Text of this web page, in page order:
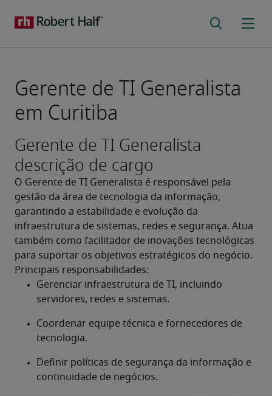
Gerente de TI Generalista
em Curitiba
Gerente de TI Generalista
descrição de cargo
O Gerente de TI Generalista é responsável pela
gestão da área de tecnologia da informação,
garantindo a estabilidade e evolução da
infraestrutura de sistemas, redes e segurança. Atua
também como facilitador de inovações tecnológicas
para suportar os objetivos estratégicos do negócio.
Principais responsabilidades:
Gerenciar infraestrutura de TI, incluindo
servidores, redes e sistemas.
Coordenar equipe técnica e fornecedores de
tecnologia.
Definir políticas de segurança da informação e
continuidade de negócios.